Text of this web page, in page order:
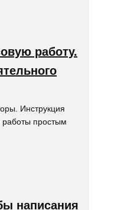
работу.
Инструкция
работы простым
написания